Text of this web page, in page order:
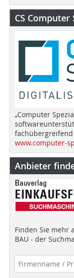
CS Computer
„Computer
fachübergreifend
www.computer-
Anbieter
Finden Sie mehr
BAU - der